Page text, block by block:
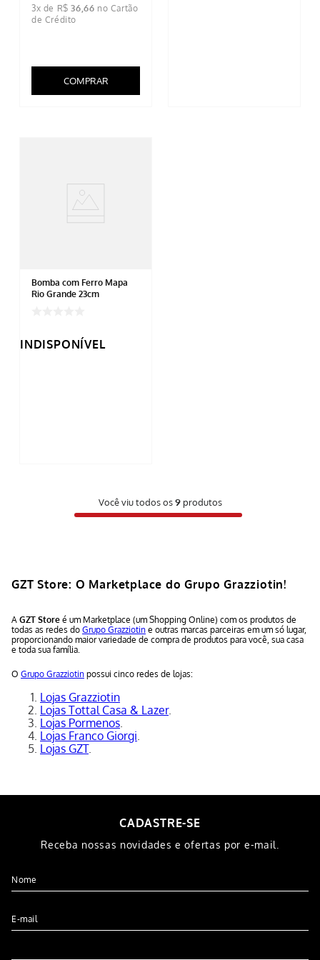
3x de R$ 36,66
COMPRAR
Bomba com Ferro Mapa
Rio Grande 23cm
INDISPONÍVEL
Você viu todos os9produtos
GZT Store: O Marketplace do Grupo Grazziotin!
A GZT Store é um Marketplace (um Shopping Online) com os produtos de
todas as redes do Grupo Grazziotin e outras marcas parceiras em um só lugar,
proporcionando maior variedade de compra de produtos para você, sua casa
e toda sua família.
O Grupo Grazziotin possui cinco redes de lojas:
Lojas Grazziotin
Lojas Tottal Casa & Lazer.
Lojas Pormenos
Lojas Franco Giorgi
Lojas GZT.
CADASTRE-SE
Receba nossas novidades e ofertas por e-mail.